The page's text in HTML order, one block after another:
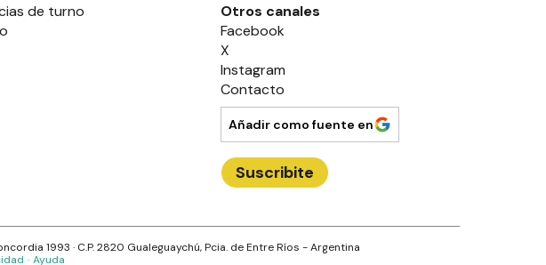
de turno
Otros canales
Facebook
X
Instagram
Contacto
Añadir como fuente en
Suscribite
1993 · C.P.2820 Gualeguaychú, Pcia. de Entre Ríos - Argentina
· Ayuda